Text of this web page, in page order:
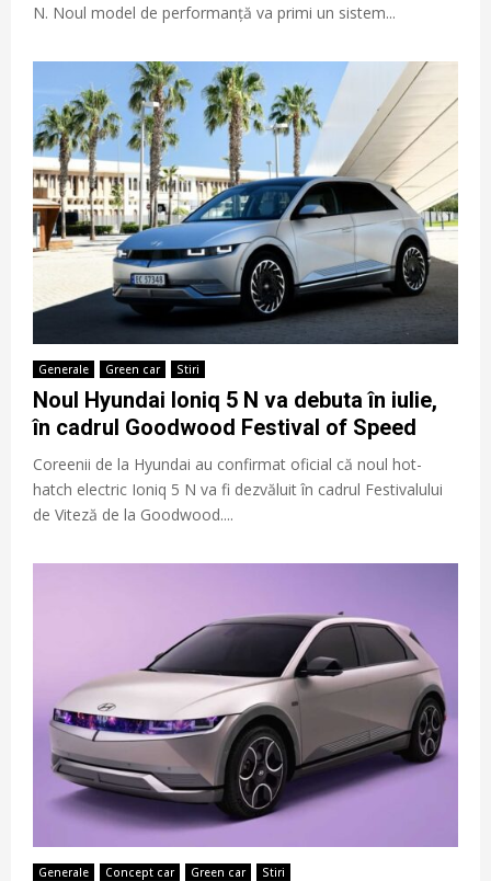
N. Noul model de performanță va primi un sistem...
Generale Green car Stiri
Noul Hyundai Ioniq 5 N va debuta în iulie,
în cadrul Goodwood Festival of Speed
Coreenii de la Hyundai au confirmat oficial că noul hot-
hatch electric Ioniq 5 N va fi dezvăluit în cadrul Festivalului
de Viteză de la Goodwood....
Generale Concept car Green car Stiri